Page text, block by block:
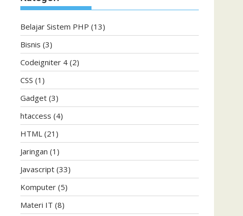
Belajar Sistem PHP (13)
Bisnis (3)
Codeigniter 4 (2)
CSS (1)
Gadget (3)
htaccess (4)
HTML (21)
Jaringan (1)
Javascript (33)
Komputer (5)
Materi IT (8)